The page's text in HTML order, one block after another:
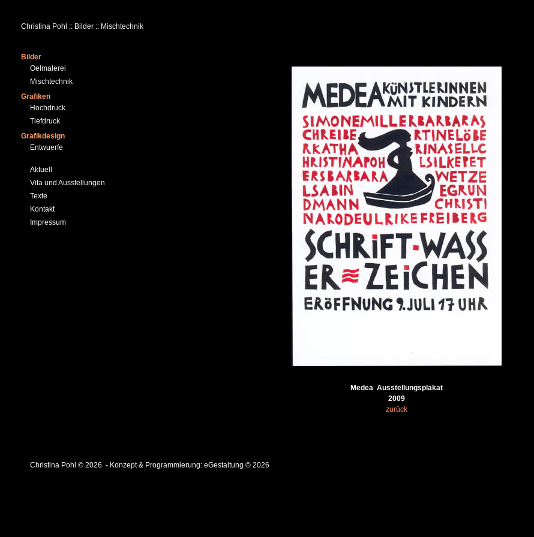
Christina Pohl :: Bilder :: Mischtechnik
Bilder
Oelmalerei
Mischtechnik
Grafiken
Hochdruck
Tiefdruck
Grafikdesign
Entwuerfe
Aktuell
Vita und Ausstellungen
Texte
Kontakt
Impressum
Medea Ausstellungsplakat
2009
zurück
Christina Pohl © 2026 - Konzept & Programmierung:eGestaltung © 2026